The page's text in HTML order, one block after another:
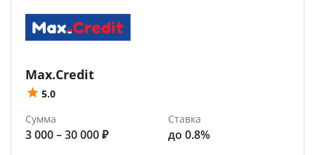
Max.Credit
5.0
Сумма
3 000 – 30 000 ₽
Ставка
до 0.8%